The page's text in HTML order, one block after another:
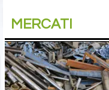
MERCATI